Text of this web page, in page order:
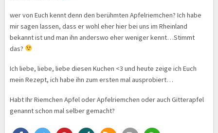
wer von Euch kennt denn den berühmten Apfelriemchen? Ich habe
mir sagen lassen, dass er wohl eher hier bei uns im Rheinland
bekannt ist und man ihn anderswo eher weniger kennt…Stimmt
das?
Ich liebe, liebe, liebe diesen Kuchen <3 und heute zeige ich Euch
mein Rezept, ich habe ihn zum ersten mal ausprobiert…
Habt Ihr Riemchen Apfel oder Apfelriemchen oder auch Gitterapfel
genannt schon mal selber gemacht?